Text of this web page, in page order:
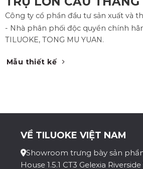
Công ty cổ phần đầu tư sản xuất và
- Nhà phân phối độc quyền chính
TILUOKE, TONG MU YUAN.
Mẫu thiết kế
VỀ TILUOKE VIỆT NAM
Showroom trưng bày sản
House 1.5.1 CT3 Gelexia